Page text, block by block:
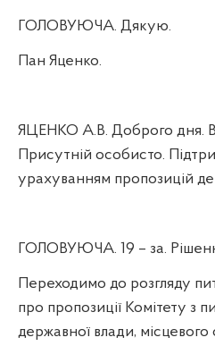
ГОЛОВУЮЧА. Дякую.
Пан Яценко.
ЯЦЕНКО А.В. Доброго дня.
Присутній особисто.
урахуванням пропозицій
ГОЛОВУЮЧА. 19 – за.
Переходимо до розгляду
про пропозиції Комітету з
державної влади,